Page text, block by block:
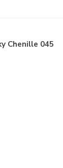
Chenille 045